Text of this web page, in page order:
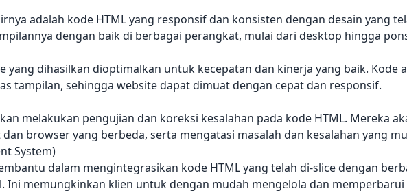
adalah kode HTML yang responsif dan konsisten dengan desain yang
dengan baik di berbagai perangkat, mulai dari desktop hingga
yang dihasilkan dioptimalkan untuk kecepatan dan kinerja yang baik.
tampilan, sehingga website dapat dimuat dengan cepat dan responsif.
melakukan pengujian dan koreksi kesalahan pada kode HTML. Mereka
browser yang berbeda, serta mengatasi masalah dan kesalahan yang
System)
dalam mengintegrasikan kode HTML yang telah di-slice dengan
Ini memungkinkan klien untuk dengan mudah mengelola dan